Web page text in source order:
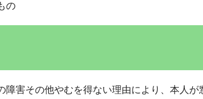
の
害その他やむを得ない理由により、本人が